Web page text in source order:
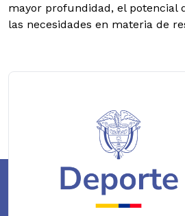
mayor profundidad, el potencial
las necesidades en materia de